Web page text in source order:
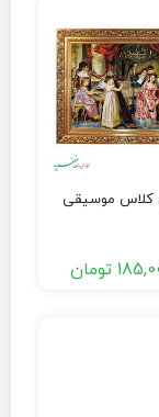
کلاس موسیقی
تومان